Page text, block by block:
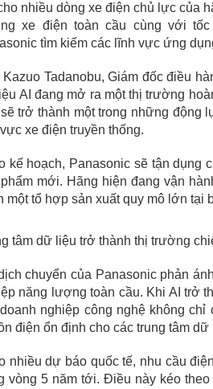
nhiều dòng xe điện chủ lực của
xe điện toàn cầu cùng với
tìm kiếm các lĩnh vực ứng
Kazuo Tadanobu, Giám đốc điều
AI đang mở ra một thị trường
trở thành một trong những động
xe điện truyền thống.
kế hoạch, Panasonic sẽ tận dụng
mới. Hãng hiện đang vận
một tổ hợp sản xuất quy mô lớn tại
tâm dữ liệu trở thành thị trường
chuyển của Panasonic phản
năng lượng toàn cầu. Khi AI trở
nghiệp công nghệ không
điện ổn định cho các trung tâm dữ
nhiều dự báo quốc tế, nhu cầu
vòng 5 năm tới. Điều này kéo